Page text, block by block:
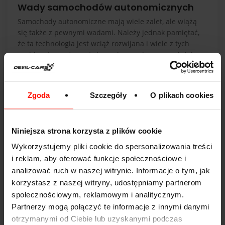
Zgoda Szczegóły O plikach cookies
Niniejsza strona korzysta z plików cookie
Wykorzystujemy pliki cookie do spersonalizowania treści
i reklam, aby oferować funkcje społecznościowe i
analizować ruch w naszej witrynie. Informacje o tym, jak
korzystasz z naszej witryny, udostępniamy partnerom
społecznościowym, reklamowym i analitycznym.
Partnerzy mogą połączyć te informacje z innymi danymi
otrzymanymi od Ciebie lub uzyskanymi podczas
Wady samochodów autonomicznych
Samochody autonomiczne mają wiele zalet, ale wiążą
się także z pewnymi wadami. Należy jednak pamiętać,
że ta technologia jest wciąż rozwijana i wiele z tych
problemów może zostać rozwiązanych w przyszłości.
Wada: Nieprzewidywalność zachowania
nieprzewidywalnych sytuacjach. Mimo
zaawansowanych algorytmów, autonomiczne
człowiek w sytuacjach, których wcześniej nie
doświadczyły.
Ekstremalne warunki pogodowe, prace drogowe, awarie
systemów czy obecność zwierząt na drodze mogą
wpłynąć na działanie samochodów autonomicznych.
Pojawiają się również trudności związane z
niekorzystnymi warunkami drogowymi, takimi jak